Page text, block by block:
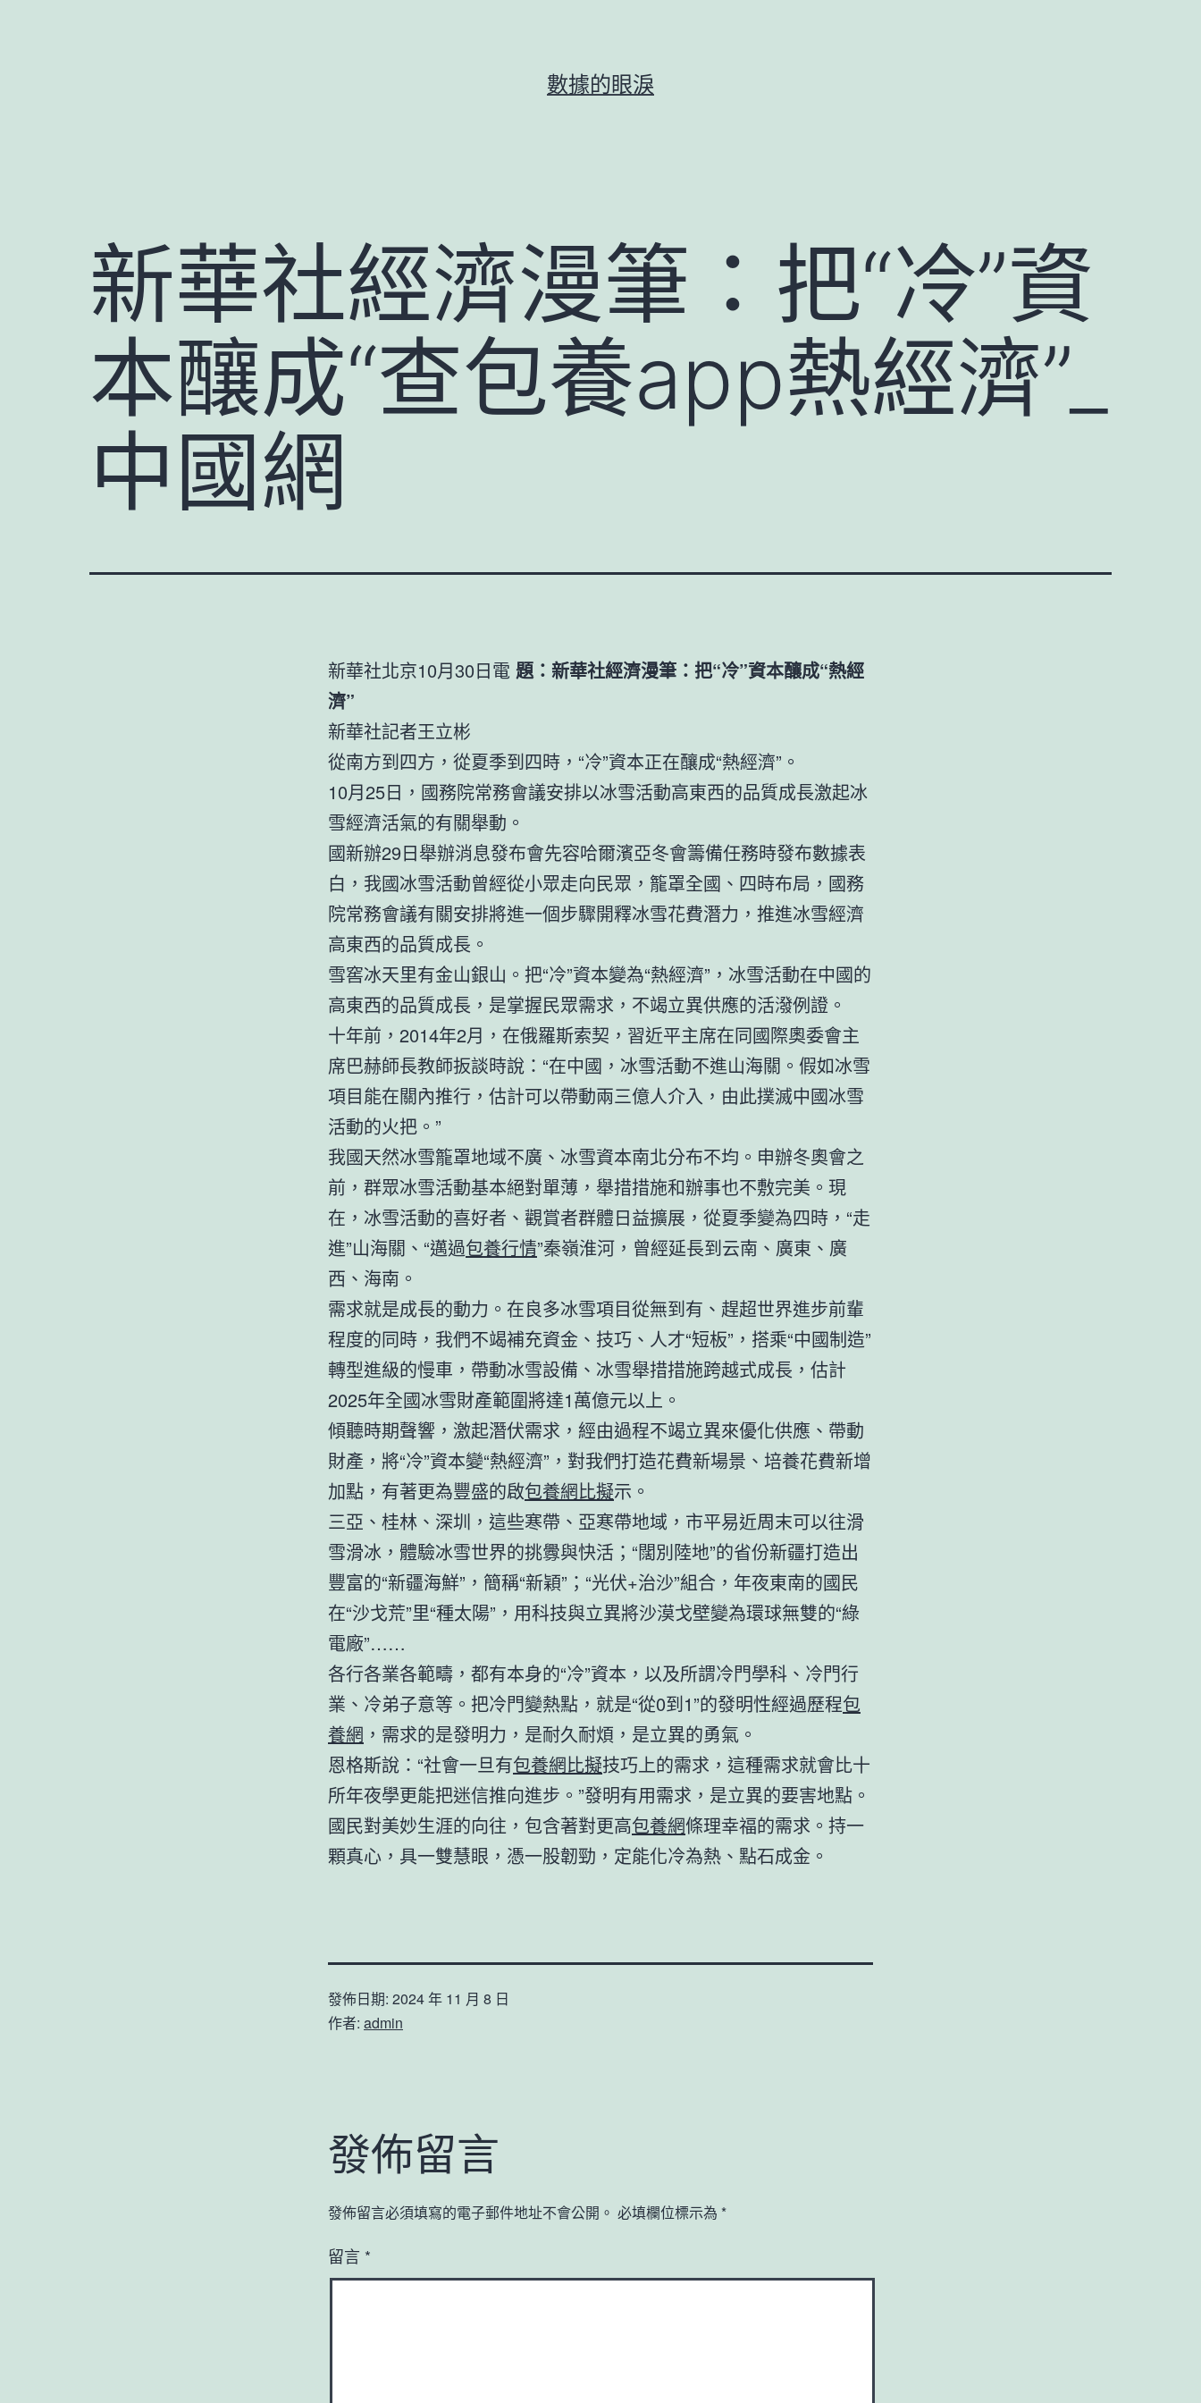
數據的眼淚
新華社經濟漫筆：把“冷”資
本釀成“查包養app熱經濟”_
中國網
新華社北京10月30日電 題：新華社經濟漫筆：把“冷”資本釀成“熱經
濟”
新華社記者王立彬
從南方到四方，從夏季到四時，“冷”資本正在釀成“熱經濟”。
10月25日，國務院常務會議安排以冰雪活動高東西的品質成長激起冰
雪經濟活氣的有關舉動。
國新辦29日舉辦消息發布會先容哈爾濱亞冬會籌備任務時發布數據表
白，我國冰雪活動曾經從小眾走向民眾，籠罩全國、四時布局，國務
院常務會議有關安排將進一個步驟開釋冰雪花費潛力，推進冰雪經濟
高東西的品質成長。
雪窖冰天里有金山銀山。把“冷”資本變為“熱經濟”，冰雪活動在中國的
高東西的品質成長，是掌握民眾需求，不竭立異供應的活潑例證。
十年前，2014年2月，在俄羅斯索契，習近平主席在同國際奧委會主
席巴赫師長教師扳談時說：“在中國，冰雪活動不進山海關。假如冰雪
項目能在關內推行，估計可以帶動兩三億人介入，由此撲滅中國冰雪
活動的火把。”
我國天然冰雪籠罩地域不廣、冰雪資本南北分布不均。申辦冬奧會之
前，群眾冰雪活動基本絕對單薄，舉措措施和辦事也不敷完美。現
在，冰雪活動的喜好者、觀賞者群體日益擴展，從夏季變為四時，“走
進”山海關、“邁過包養行情”秦嶺淮河，曾經延長到云南、廣東、廣
西、海南。
需求就是成長的動力。在良多冰雪項目從無到有、趕超世界進步前輩
程度的同時，我們不竭補充資金、技巧、人才“短板”，搭乘“中國制造”
轉型進級的慢車，帶動冰雪設備、冰雪舉措措施跨越式成長，估計
2025年全國冰雪財產範圍將達1萬億元以上。
傾聽時期聲響，激起潛伏需求，經由過程不竭立異來優化供應、帶動
財產，將“冷”資本變“熱經濟”，對我們打造花費新場景、培養花費新增
加點，有著更為豐盛的啟包養網比擬示。
三亞、桂林、深圳，這些寒帶、亞寒帶地域，市平易近周末可以往滑
雪滑冰，體驗冰雪世界的挑釁與快活；“闊別陸地”的省份新疆打造出
豐富的“新疆海鮮”，簡稱“新穎”；“光伏+治沙”組合，年夜東南的國民
在“沙戈荒”里“種太陽”，用科技與立異將沙漠戈壁變為環球無雙的“綠
電廠”……
各行各業各範疇，都有本身的“冷”資本，以及所謂冷門學科、冷門行
業、冷弟子意等。把冷門變熱點，就是“從0到1”的發明性經過歷程包
養網 ，需求的是發明力，是耐久耐煩，是立異的勇氣。
恩格斯說：“社會一旦有包養網比擬技巧上的需求，這種需求就會比十
所年夜學更能把迷信推向進步。”發明有用需求，是立異的要害地點。
國民對美妙生涯的向往，包含著對更高包養網條理幸福的需求。持一
顆真心，具一雙慧眼，憑一股韌勁，定能化冷為熱、點石成金。
發佈日期: 2024 年 11 月 8 日
作者: admin
發佈留言
發佈留言必須填寫的電子郵件地址不會公開。 必填欄位標示為 *
留言 *